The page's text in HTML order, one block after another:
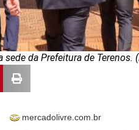
sede da Prefeitura de
mercadolivre.com.br